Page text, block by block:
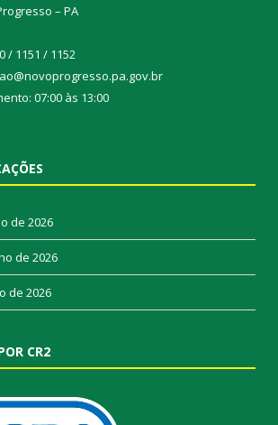
– PA
/ 1151 / 1152
07:00 às 13:00
de 2026
de 2026
de 2026
CR2